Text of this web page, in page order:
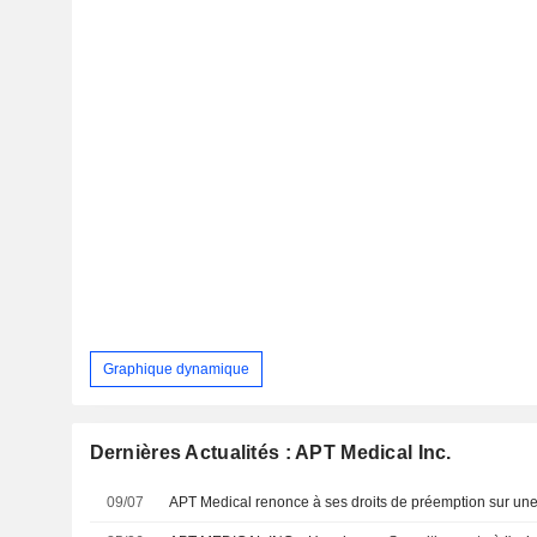
Graphique dynamique
Dernières Actualités : APT Medical Inc.
09/07